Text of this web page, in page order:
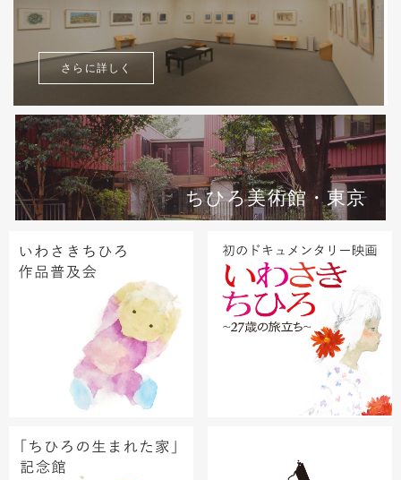
さらに詳しく
ちひろ美術館・東京